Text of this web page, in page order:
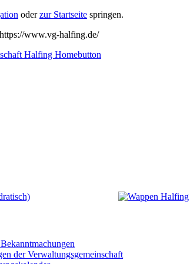
oderzur Startseite springen.
www.vg-halfing.de/
der Verwaltungsgemeinschaft